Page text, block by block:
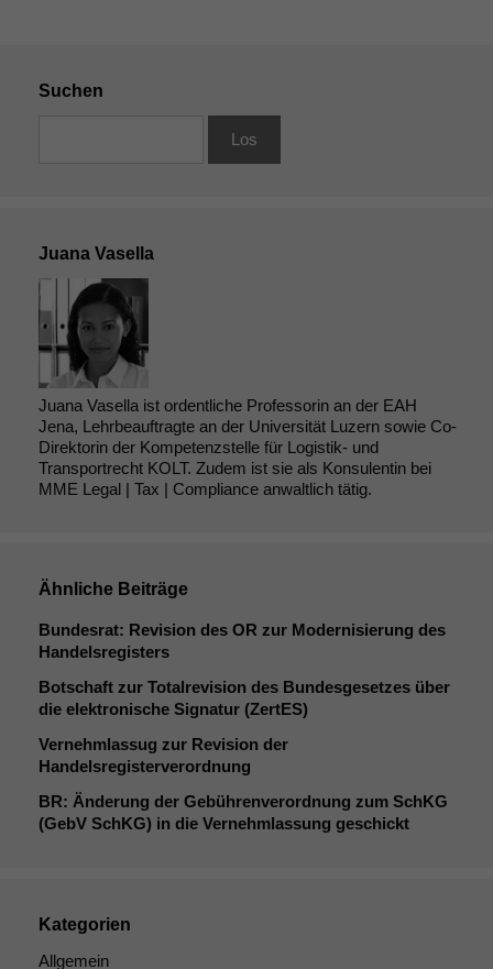
Suchen
Juana Vasella
Juana Vasella ist ordentliche Professorin an der EAH
Jena, Lehrbeauftragte an der Universität Luzern sowie Co-
Direktorin der Kompetenzstelle für Logistik- und
Transportrecht KOLT. Zudem ist sie als Konsulentin bei
MME Legal | Tax | Compliance anwaltlich tätig.
Ähnliche Beiträge
Bundesrat: Revision des OR zur Modernisierung des
Handelsregisters
Botschaft zur Totalrevision des Bundesgesetzes über
die elektronische Signatur (ZertES)
Vernehmlassug zur Revision der
Handelsregisterverordnung
BR: Änderung der Gebührenverordnung zum SchKG
(GebV SchKG) in die Vernehmlassung geschickt
Kategorien
Allgemein